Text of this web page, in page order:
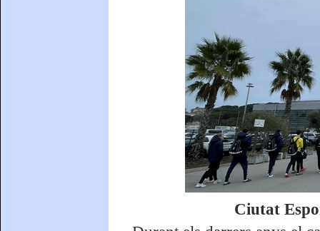
Ciutat